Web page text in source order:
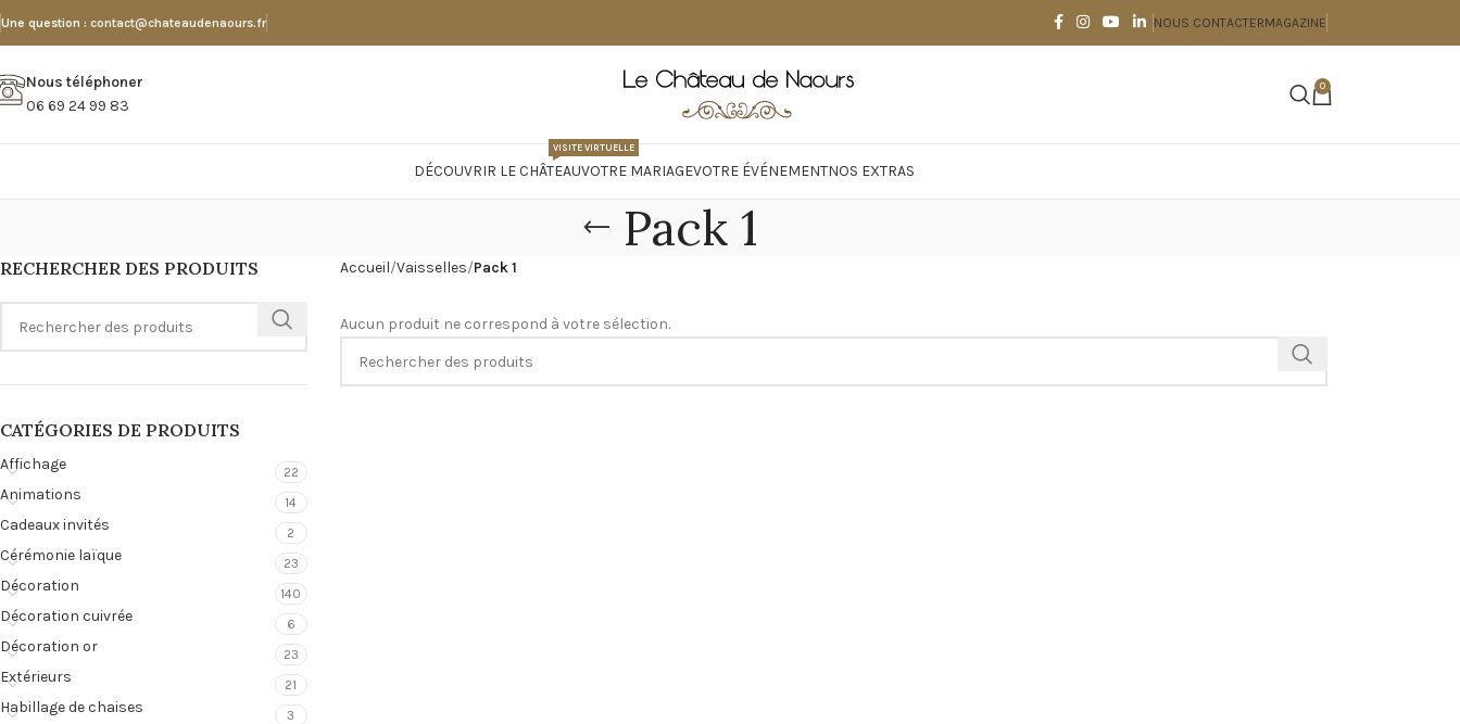
Une question : contact@chateaudenaours.fr NOUS CONTACTERMAGAZINE
Nous téléphoner
06 69 24 99 83
0
DÉCOUVRIR LE CHÂTEAU
VISITE VIRTUELLE
VOTRE MARIAGEVOTRE ÉVÉNEMENTNOS EXTRAS
Pack 1
RECHERCHER DES PRODUITS
CATÉGORIES DE PRODUITS
Affichage 22
Animations 14
Cadeaux invités 2
Cérémonie laïque 23
Décoration 140
Décoration cuivrée 6
Décoration or 23
Extérieurs 21
Habillage de chaises 3
Accueil Vaisselles Pack 1
Aucun produit ne correspond à votre sélection.